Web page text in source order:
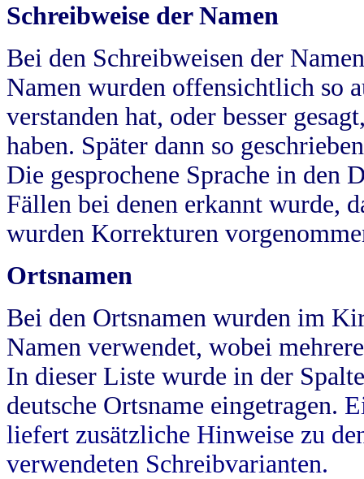
Schreibweise der Namen
Bei den Schreibweisen der
Namen wurden offensichtlich so
verstanden hat, oder besser
haben. Später dann so
Die gesprochene Sprache in
Fällen bei denen erkannt wurde,
wurden Korrekturen
Ortsnamen
Bei den Ortsnamen wurden im
Namen verwendet, wobei
In dieser Liste wurde in der
deutsche Ortsname eingetragen.
liefert zusätzliche Hinweise zu
verwendeten Schreibvarianten.